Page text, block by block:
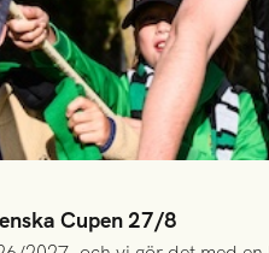
Cupen 27/8